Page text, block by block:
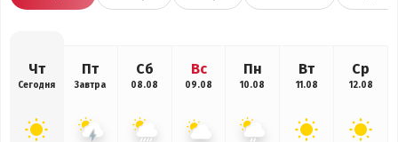
Чт
Сегодня
Пт
Завтра
Сб
08.08
Вс
09.08
Пн
10.08
Вт
11.08
Ср
12.08